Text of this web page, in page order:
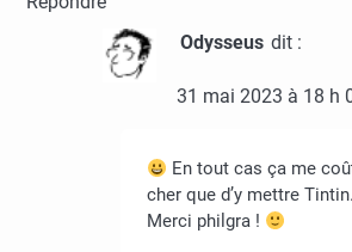
Odysseus dit :
31 mai 2023 à 18 h
En tout cas ça me
cher que d’y mettre Tintin.
Merci philgra !